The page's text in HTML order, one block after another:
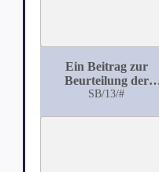
Ein Beitrag zur
Beurteilung der
Hypnotischen
SB/13/#